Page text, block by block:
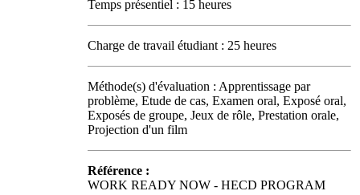
Temps présentiel : 15 heures
Charge de travail étudiant : 25 heures
Méthode(s) d'évaluation : Apprentissage par
problème, Etude de cas, Examen oral, Exposé oral,
Exposés de groupe, Jeux de rôle, Prestation orale,
Projection d'un film
Référence :
WORK READY NOW - HECD PROGRAM